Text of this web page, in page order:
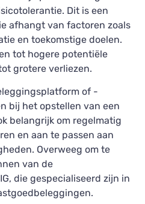
Dit is een
afhangt van factoren zoals
en toekomstige doelen.
tot hogere potentiële
grotere verliezen.
of -
bij het opstellen van een
belangrijk om regelmatig
en aan te passen aan
Overweeg om te
van de
die gespecialiseerd zijn in